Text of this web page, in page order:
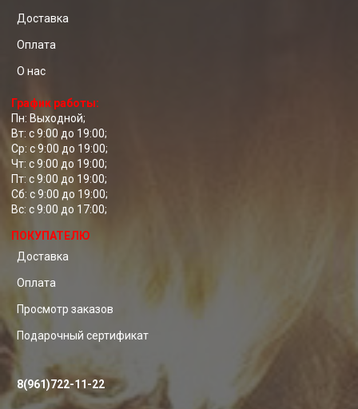
Доставка
Оплата
О нас
График работы:
Пн: Выходной;
Вт: с 9:00 до 19:00;
Ср: с 9:00 до 19:00;
Чт: с 9:00 до 19:00;
Пт: с 9:00 до 19:00;
Сб: с 9:00 до 19:00;
Вс: с 9:00 до 17:00;
ПОКУПАТЕЛЮ
Доставка
Оплата
Просмотр заказов
Подарочный сертификат
8(961)722-11-22